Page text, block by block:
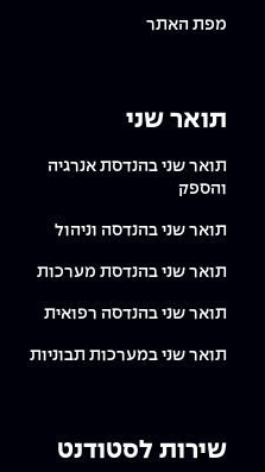
מפת האתר
תואר שני
תואר שני בהנדסת אנרגיה
והספק
תואר שני בהנדסה וניהול
תואר שני בהנדסת מערכות
תואר שני בהנדסה רפואית
תואר שני במערכות תבוניות
שירות לסטודנט